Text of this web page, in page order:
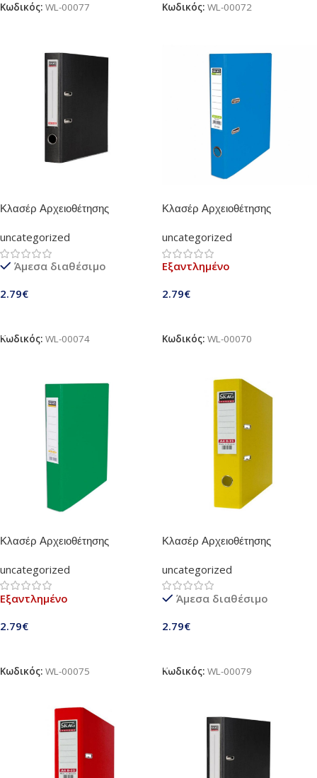
Κωδικός: WL-00077
Κωδικός: WL-00072
Κλασέρ Αρχειοθέτησης
uncategorized
Άμεσα διαθέσιμο
2.79€
Κωδικός: WL-00074
Κλασέρ Αρχειοθέτησης
uncategorized
Εξαντλημένο
2.79€
Κωδικός: WL-00070
Κλασέρ Αρχειοθέτησης
uncategorized
Εξαντλημένο
2.79€
Κωδικός: WL-00075
Κλασέρ Αρχειοθέτησης
uncategorized
Άμεσα διαθέσιμο
2.79€
Κωδικός: WL-00079